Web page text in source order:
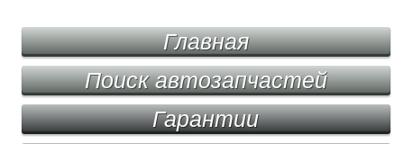
Главная
Поиск автозапчастей
Гарантии